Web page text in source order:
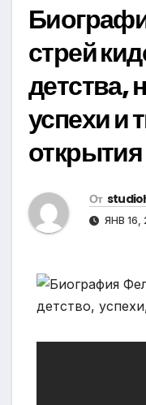
стрей
детства,
успехи и
открытия
От
ЯНВ 16,